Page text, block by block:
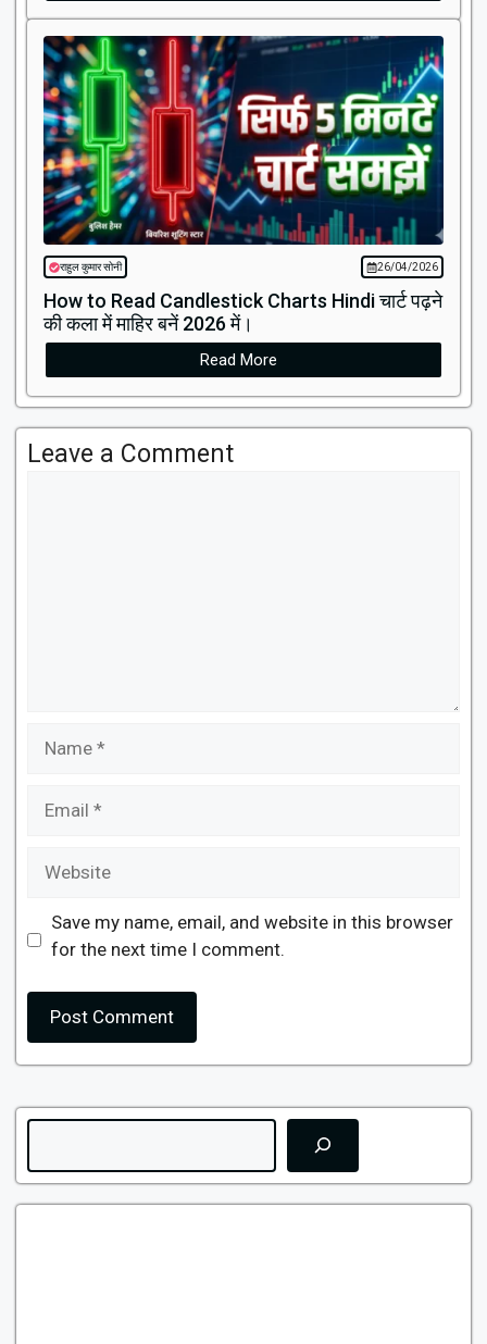
राहुल कुमार सोनी 26/04/2026
How to Read Candlestick Charts Hindi चार्ट पढ़ने
की कला में माहिर बनें 2026 में।
Read More
Leave a Comment
Save my name, email, and website in this browser
for the next time I comment.
Search